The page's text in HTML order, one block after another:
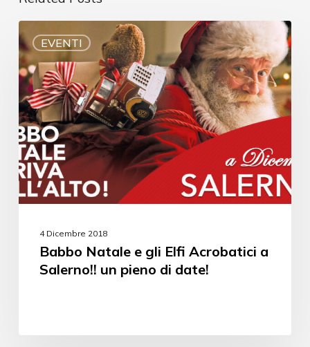
EVENTI
4 Dicembre 2018
Babbo Natale e gli Elfi Acrobatici a
Salerno!! un pieno di date!